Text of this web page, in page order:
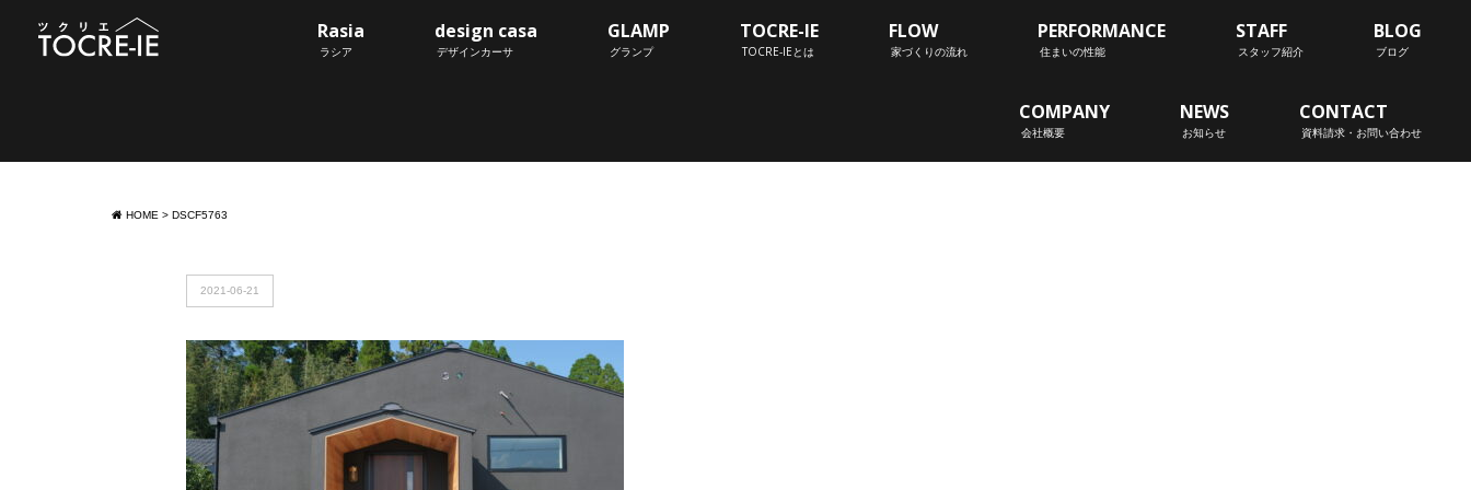
Rasia
ラシア
design casa
デザインカーサ
GLAMP
グランプ
TOCRE-IE
TOCRE-IEとは
FLOW
家づくりの流れ
PERFORMANCE
住まいの性能
STAFF
スタッフ紹介
BLOG
ブログ
COMPANY
会社概要
NEWS
お知らせ
CONTACT
資料請求・お問い合わせ
HOME > DSCF5763
2021-06-21